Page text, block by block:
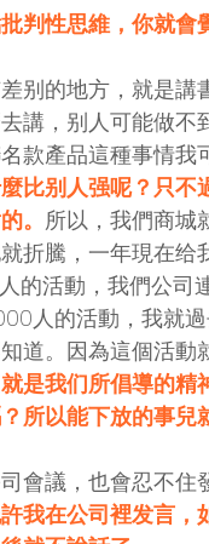
判性思維，你就會
别的地方，就是
講，别人可能做
款產品這種事情我
比别人强呢？只
。 所以，我們商城
折騰，一年現在
的活動，我們公司
人的活動，我就
道。因為這個活
就是我们所倡導的精
所以能下放的事兒
會議，也會忍不
我在公司裡发言，